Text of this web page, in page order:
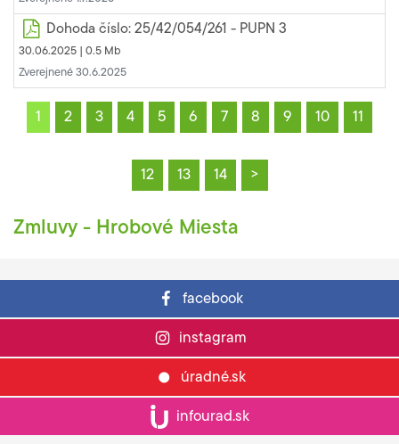
Dohoda číslo: 25/42/054/261 - PUPN 3
30.06.2025 | 0.5 Mb
Zverejnené 30.6.2025
1 2 3 4 5 6 7 8 9 10 11
12 13 14 >
Zmluvy - Hrobové Miesta
facebook
instagram
úradné.sk
infourad.sk